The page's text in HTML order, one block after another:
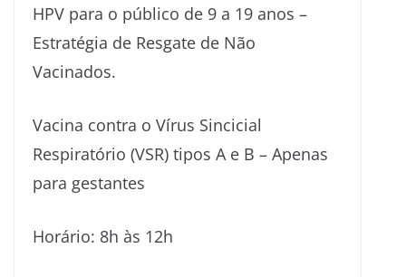
HPV para o público de 9 a 19 anos –
Estratégia de Resgate de Não
Vacinados.
Vacina contra o Vírus Sincicial
Respiratório (VSR) tipos A e B – Apenas
para gestantes
Horário: 8h às 12h